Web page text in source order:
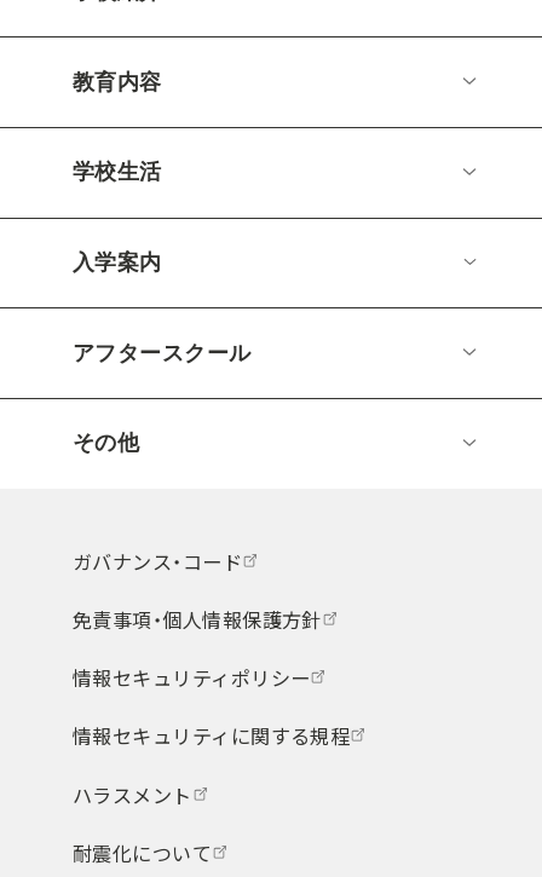
教育内容
学校生活
入学案内
アフタースクール
その他
ガバナンス・コード
免責事項・個人情報保護方針
情報セキュリティポリシー
情報セキュリティに関する規程
ハラスメント
耐震化について